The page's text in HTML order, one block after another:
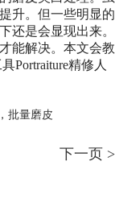
升。但一些明显的
还是会显现出来。
能解决。本文会教
Portraiture精修人
， 批量磨皮
下一页 >